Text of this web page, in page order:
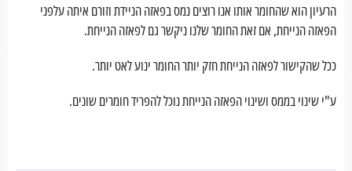
הרעיון הוא שהחומר אותו אנו רוצים נמס בפאזה הניידת וזורם איתה עלפני
הפאזה הנייחת, אם זאת החומר שלנו ניקשר גם לפאזה הנייחת.
ככל שהקישור לפאזה הנייחת חזק יותר החומר ינוע לאט יותר.
ע"י שינוי בממס ושינוי הפאזה הנייחת נוכל להפריד חומרים שונים.